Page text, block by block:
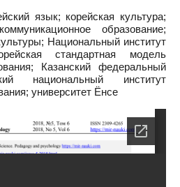
язык; корейская культура;
образование;
Национальный институт
стандартная модель
Казанский федеральный
национальный институт
университет Ёнсе